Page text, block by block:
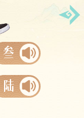
叁
陆